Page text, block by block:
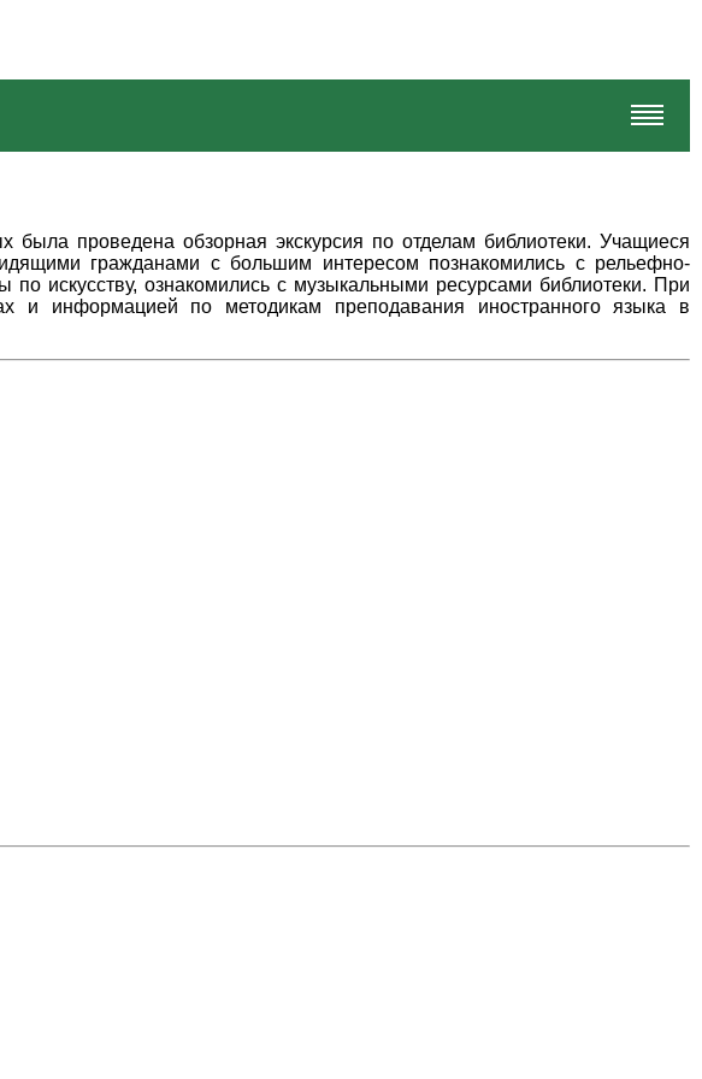
была проведена обзорная экскурсия по отделам библиотеки. Учащиеся
гражданами с большим интересом познакомились с рельефно-
искусству, ознакомились с музыкальными ресурсами библиотеки. При
и информацией по методикам преподавания иностранного языка в